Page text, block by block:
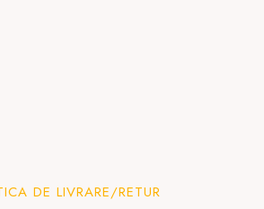
DE LIVRARE/RETUR